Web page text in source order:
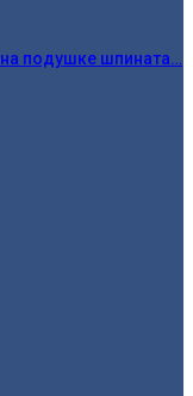
подушке шпината…